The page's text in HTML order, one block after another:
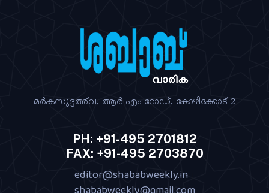
മര്‍കസുദ്ദഅ്‌വ, ആര്‍ എം റോഡ്‌, കോഴിക്കോട്‌-2
PH: +91-495 2701812
FAX: +91-495 2703870
editor@shababweekly.in
shababweekly@gmail.com